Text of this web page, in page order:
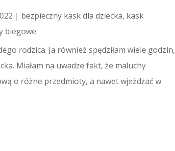
| bezpieczny kask dla dziecka, kask
biegowe
rodzica. Ja również spędziłam wiele godzin,
Miałam na uwadze fakt, że maluchy
o różne przedmioty, a nawet wjeżdżać w